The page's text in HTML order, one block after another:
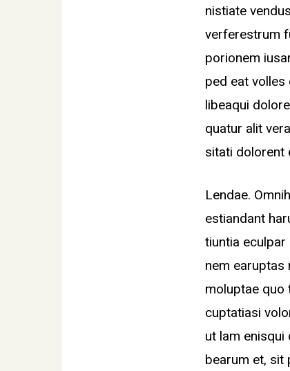
nistiate
verferestrum
porionem
ped eat
libeaqui
quatur alit
sitati dolorent
Lendae.
estiandant
tiuntia
nem
moluptae quo
cuptatiasi
ut lam
bearum et,